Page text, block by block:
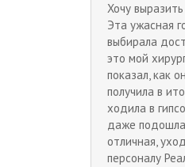
Хочу
Эта ужасная
выбирала
это мой
показал, как
получила в
ходила в
даже
отличная,
персоналу